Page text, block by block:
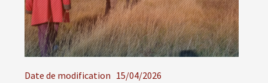
Date de modification 15/04/2026